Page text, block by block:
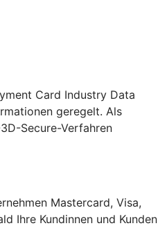
Card Industry Data
geregelt. Als
Secure-Verfahren
Mastercard, Visa,
Ihre Kundinnen und Kunden